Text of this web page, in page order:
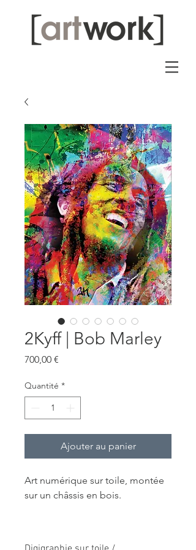
2Kyff | Bob Marley
700,00 €
Quantité *
Ajouter au panier
Art numérique sur toile, montée
sur un châssis en bois.